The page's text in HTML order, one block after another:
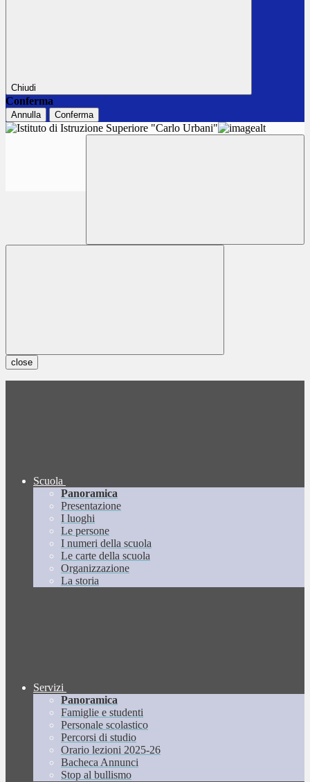
Chiudi
Conferma
Annulla Conferma
close
Scuola
Panoramica
Presentazione
I luoghi
Le persone
I numeri della scuola
Le carte della scuola
Organizzazione
La storia
Servizi
Panoramica
Famiglie e studenti
Personale scolastico
Percorsi di studio
Orario lezioni 2025-26
Bacheca Annunci
Stop al bullismo